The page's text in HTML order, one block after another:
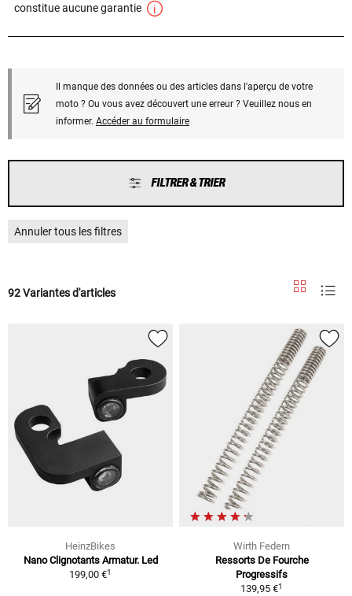
constitue aucune garantie
Il manque des données ou des articles dans l'aperçu de votre
moto ? Ou vous avez découvert une erreur ? Veuillez nous en
informer. Accéder au formulaire
FILTRER & TRIER
Annuler tous les filtres
92 Variantes d'articles
HeinzBikes
Nano Clignotants Armatur. Led
199,00 €1
Wirth Federn
Ressorts De Fourche
Progressifs
139,95 €1